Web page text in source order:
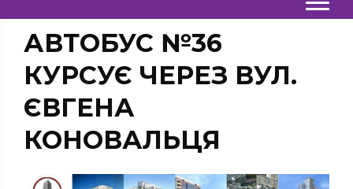
АВТОБУС №36
КУРСУЄ ЧЕРЕЗ ВУЛ.
ЄВГЕНА
КОНОВАЛЬЦЯ